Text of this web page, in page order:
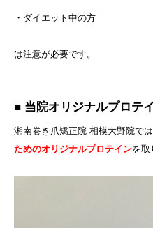
・ダイエット中の方
は注意が必要です。
■ 当院オリジナルプロテ
湘南巻き爪矯正院 相模大野院では
ためのオリジナルプロテインを取